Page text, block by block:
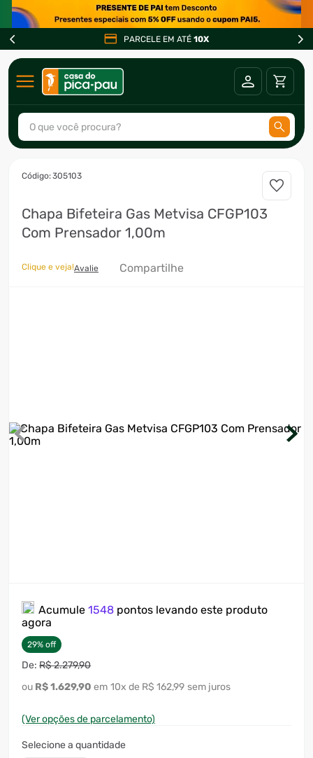
PARCELE EM ATÉ 10X
O que você procura?
:305103
Chapa Bifeteira Gas Metvisa CFGP103
Com Prensador 1,00m
Clique e veja!Avalie Compartilhe
Acumule 1548 pontos levando este produto
agora
29% off
R$2.279,90
R$1.629,90 10x R$ 162,99 sem juros
(Ver opções de parcelamento)
2º
fogão
3º
freezer
4º
forno